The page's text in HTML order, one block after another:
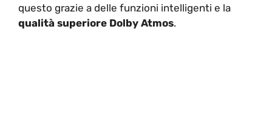
questo grazie a delle funzioni intelligenti e la
qualità superiore Dolby Atmos.